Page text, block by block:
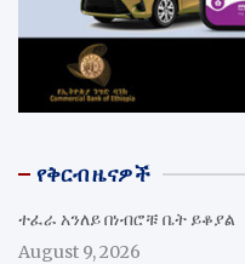
የቅርብ ዜናዎች
ተፈራ አንለይ በነብሮቹ ቤት ይቆያል
August 9, 2026